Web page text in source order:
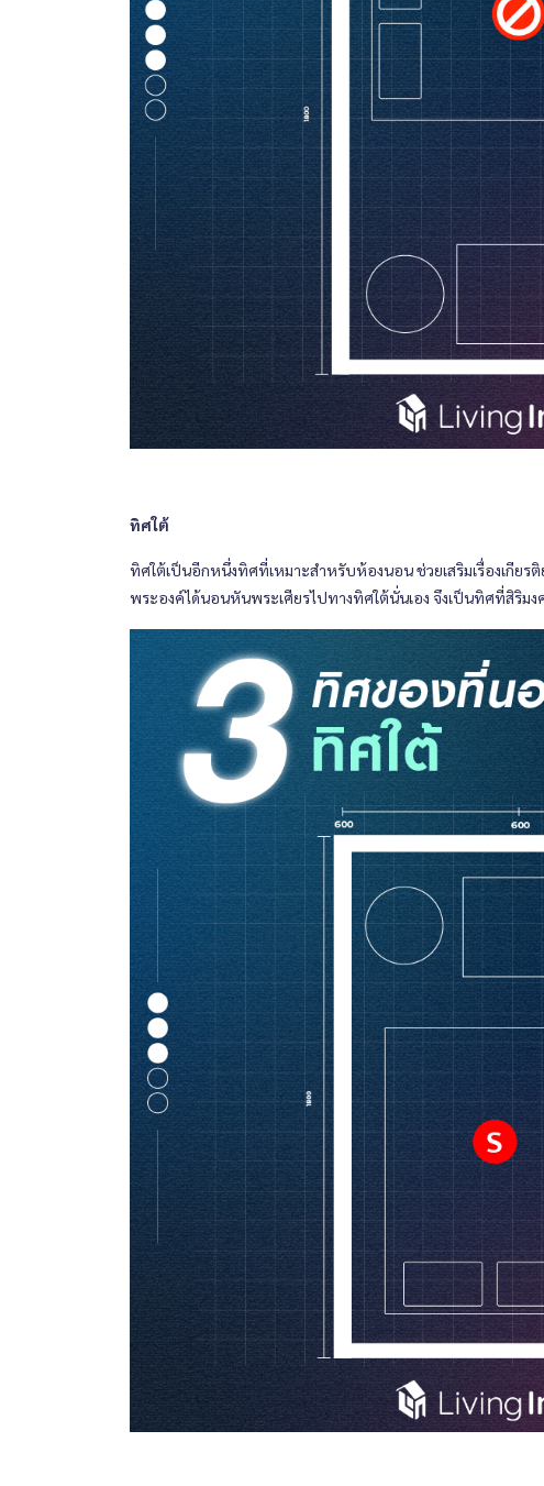
ทิศใต้
ทิศใต้เป็นอีกหนึ่งทิศที่เหมาะสำหรับห้องนอน ช่วยเสริมเรื่องเกีย
พระองค์ได้นอนหันพระเศียรไปทางทิศใต้นั่นเอง จึงเป็นทิศที่สิริมง